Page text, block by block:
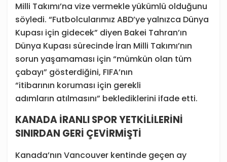
Milli Takımı’na vize vermekle yükümlü olduğunu
söyledi. “Futbolcularımız ABD’ye yalnızca Dünya
Kupası için gidecek” diyen Bakei Tahran’ın
Dünya Kupası sürecinde İran Milli Takımı’nın
sorun yaşamaması için “mümkün olan tüm
çabayı” gösterdiğini, FIFA’nın
“itibarının koruması için gerekli
adımların atılmasını” beklediklerini ifade etti.
KANADA İRANLI SPOR YETKİLİLERİNİ
SINIRDAN GERİ ÇEVİRMİŞTİ
Kanada’nın Vancouver kentinde geçen ay